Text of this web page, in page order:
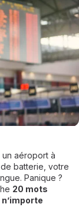
aéroport à
de batterie, votre
Panique ?
20 mots